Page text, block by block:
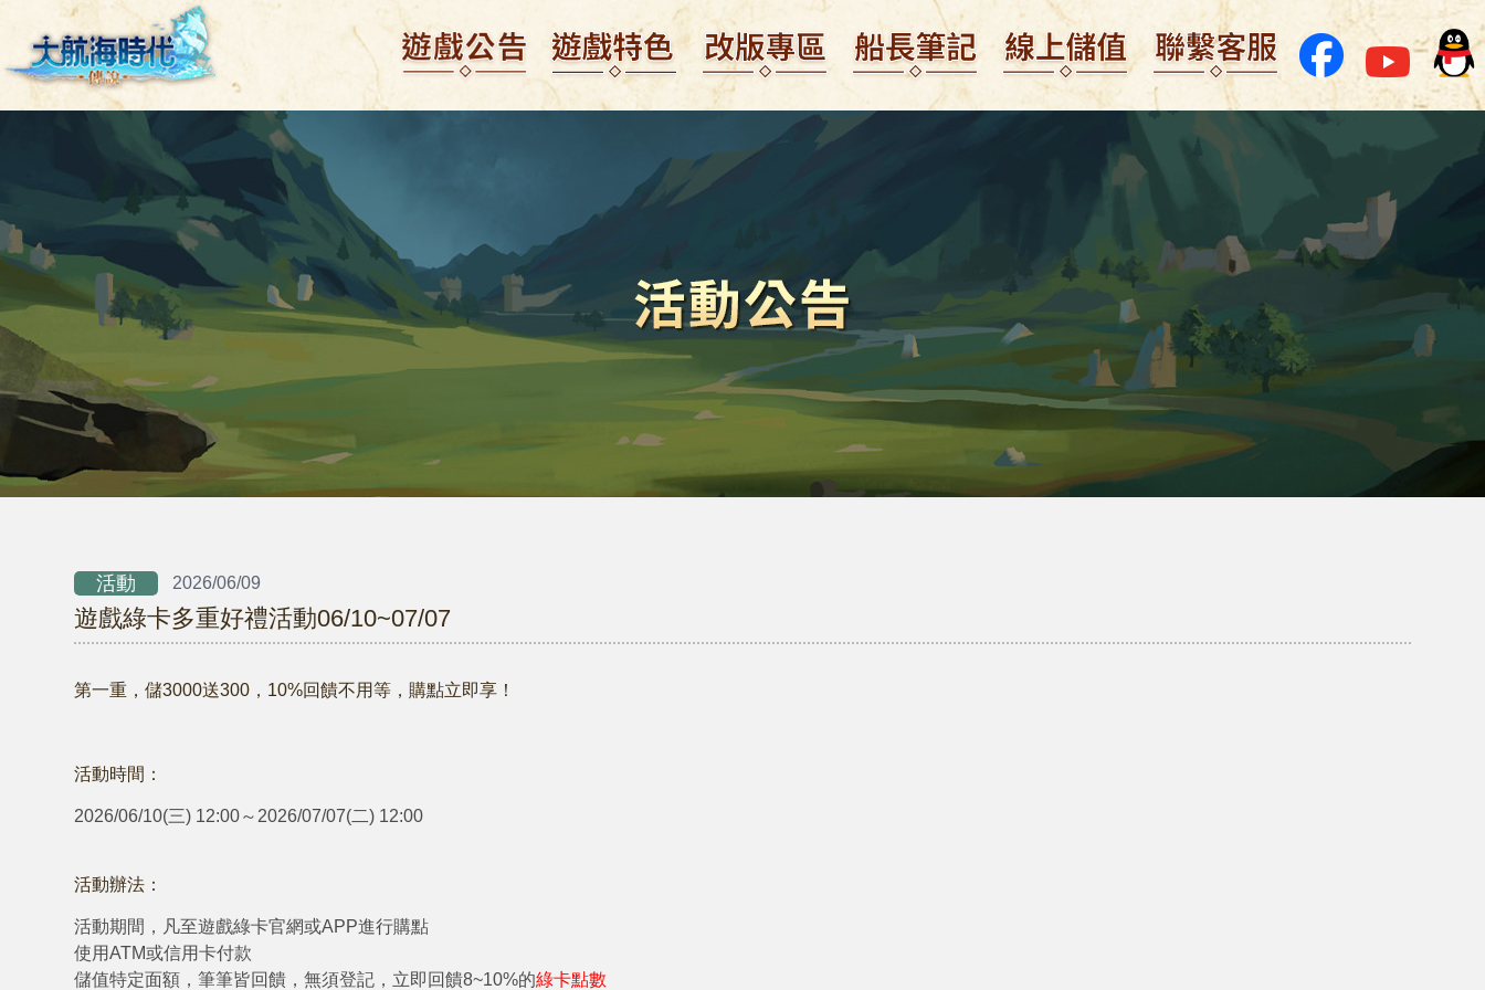
活動 2026/06/09
遊戲綠卡多重好禮活動06/10~07/07
第一重，儲3000送300 ， 10%回饋不用等，購點立即享！
活動時間：
2026/06/10(三) 12:00～2026/07/07(二) 12:00
活動辦法：
活動期間，凡至遊戲綠卡官網或APP進行購點
使用ATM或信用卡付款
儲值特定面額，筆筆皆回饋，無須登記，立即回饋8~10%的綠卡點數